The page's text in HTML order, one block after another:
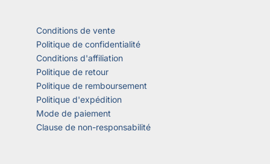
Conditions de vente
Politique de confidentialité
Conditions d'affiliation
Politique de retour
Politique de remboursement
Politique d'expédition
Mode de paiement
Clause de non-responsabilité